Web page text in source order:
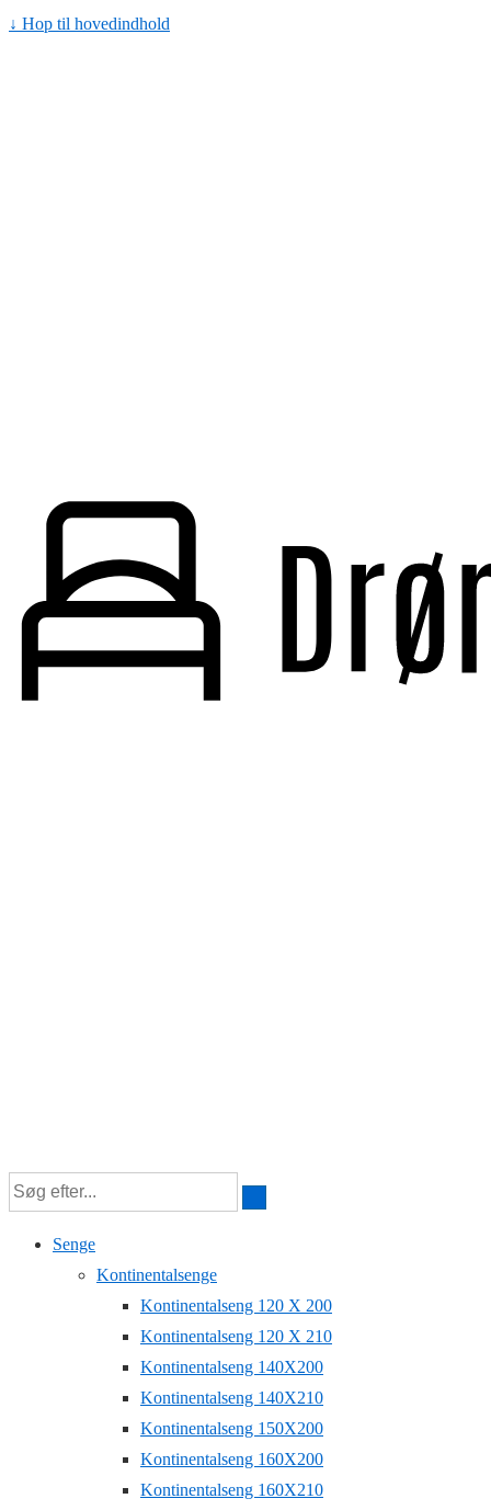
↓ Hop til hovedindhold
Senge
Kontinentalsenge
Kontinentalseng 120 X 200
Kontinentalseng 120 X 210
Kontinentalseng 140X200
Kontinentalseng 140X210
Kontinentalseng 150X200
Kontinentalseng 160X200
Kontinentalseng 160X210